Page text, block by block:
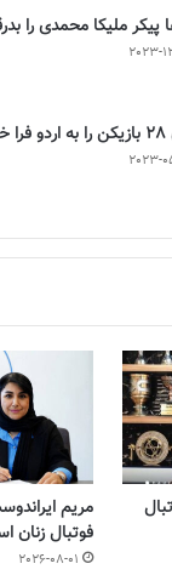
پیکر ملیکا محمدی را
2023-
2023-
مریم
فوتبال زنان
2026-08-01